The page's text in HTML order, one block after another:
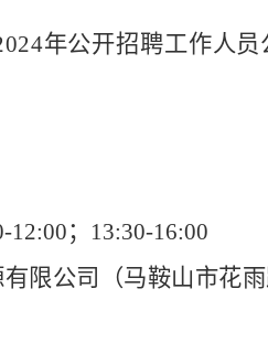
年公开招聘工作人员
12:00；13:30-16:00
限公司（马鞍山市花